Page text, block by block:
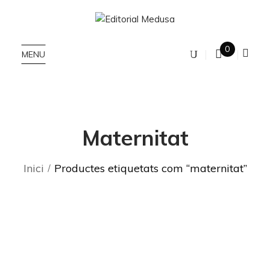
MENU 0
Maternitat
Inici Productes etiquetats com “maternitat”